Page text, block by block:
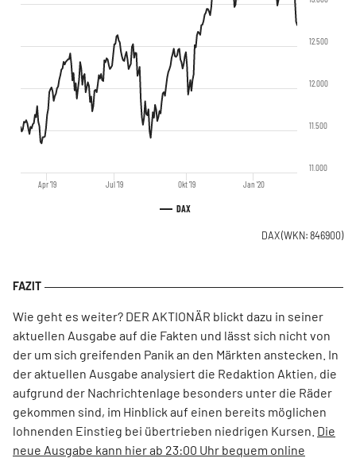
DAX
Jul '19 Jan '20
Apr '19 Okt '19
11.000
11.500
12.000
12.500
DAX(WKN: 846900)
Wie geht es weiter? DER AKTIONÄR blickt dazu in seiner
aktuellen Ausgabe auf die Fakten und lässt sich nicht von
der um sich greifenden Panik an den Märkten anstecken. In
der aktuellen Ausgabe analysiert die Redaktion Aktien, die
aufgrund der Nachrichtenlage besonders unter die Räder
gekommen sind, im Hinblick auf einen bereits möglichen
lohnenden Einstieg bei übertrieben niedrigen Kursen. Die
neue Ausgabe kann hier ab 23:00 Uhr bequem online